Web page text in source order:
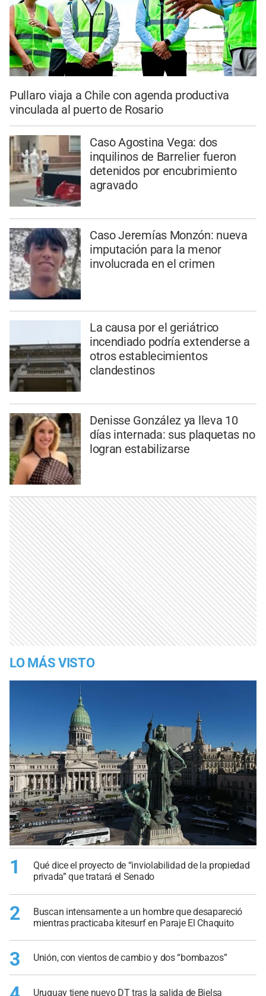
Pullaro viaja a Chile con agenda productiva
vinculada al puerto de Rosario
Caso Agostina Vega: dos
inquilinos de Barrelier fueron
detenidos por encubrimiento
agravado
Caso Jeremías Monzón: nueva
imputación para la menor
involucrada en el crimen
La causa por el geriátrico
incendiado podría extenderse a
otros establecimientos
clandestinos
Denisse González ya lleva 10
días internada: sus plaquetas no
logran estabilizarse
LO MÁS VISTO
1
Qué dice el proyecto de “inviolabilidad de la propiedad
privada” que tratará el Senado
2
Buscan intensamente a un hombre que desapareció
mientras practicaba kitesurf en Paraje El Chaquito
3 Unión, con vientos de cambio y dos “bombazos”
Uruguay tiene nuevo DT tras la salida de Bielsa